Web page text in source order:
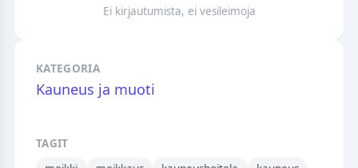
Ei kirjautumista, ei vesileimoja
KATEGORIA
Kauneus ja muoti
TAGIT